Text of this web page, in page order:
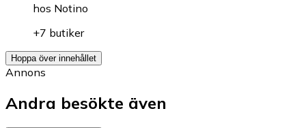
hos Notino
+7 butiker
Hoppa över innehållet
Annons
Andra besökte även